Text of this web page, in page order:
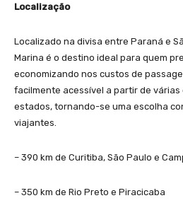
Localização
Localizado na divisa entre Paraná e
Marina é o destino ideal para quem
economizando nos custos de
facilmente acessível a partir de várias
estados, tornando-se uma escolha
viajantes.
– 390 km de Curitiba, São Paulo e
– 350 km de Rio Preto e Piracicaba